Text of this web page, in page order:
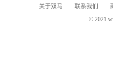
关于双马 联系我们
© 2021